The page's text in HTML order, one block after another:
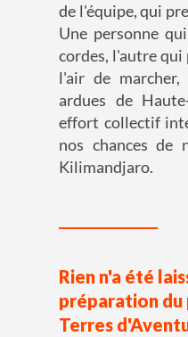
de l'équipe, qui
Une personne
cordes, l'autre qui
l'air de
ardues de
effort collectif
nos chances
Kilimandjaro.
Rien n'a été
préparation du
Terres